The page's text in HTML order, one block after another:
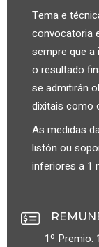
Tema e
convocatoria
sempre que a
o resultado
se admitirán
dixitais como
As medidas
listón ou
inferiores a 1
1º Premio: